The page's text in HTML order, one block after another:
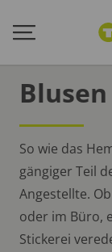
So wie das
gängiger Teil
Angestellte.
oder im Büro,
Stickerei